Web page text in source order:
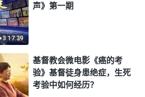
3:17:39
声》第一期
基督教会微电影《癌的考
验》基督徒身患绝症，生死
考验中如何经历？